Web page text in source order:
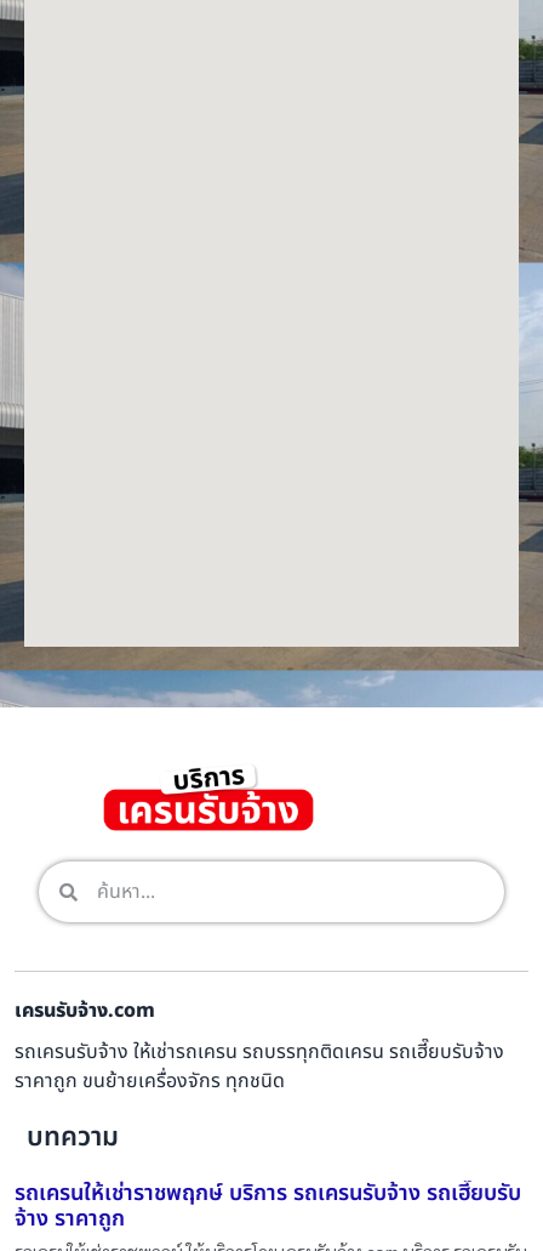
เครนรับจ้าง.com
รถเครนรับจ้าง ให้เช่ารถเครน รถบรรทุกติดเครน รถเฮี๊ยบรับจ้าง
ราคาถูก ขนย้ายเครื่องจักร ทุกชนิด
บทความ
รถเครนให้เช่าราชพฤกษ์ บริการ รถเครนรับจ้าง รถเฮี๊ยบรับ
จ้าง ราคาถูก